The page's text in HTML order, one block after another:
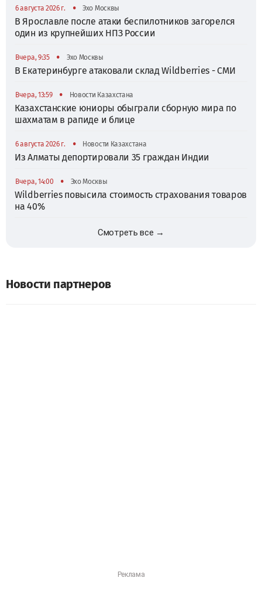
6 августа 2026 г. • Эхо Москвы
В Ярославле после атаки беспилотников загорелся
один из крупнейших НПЗ России
Вчера, 9:35 • Эхо Москвы
В Екатеринбурге атаковали склад Wildberries - СМИ
Вчера, 13:59 • Новости Казахстана
Казахстанские юниоры обыграли сборную мира по
шахматам в рапиде и блице
6 августа 2026 г. • Новости Казахстана
Из Алматы депортировали 35 граждан Индии
Вчера, 14:00 • Эхо Москвы
Wildberries повысила стоимость страхования товаров
на 40%
Смотреть все →
Новости партнеров